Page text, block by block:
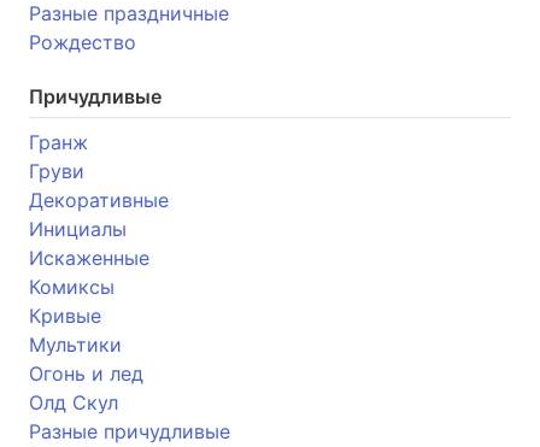
Разные праздничные
Рождество
Причудливые
Гранж
Груви
Декоративные
Инициалы
Искаженные
Комиксы
Кривые
Мультики
Огонь и лед
Олд Скул
Разные причудливые